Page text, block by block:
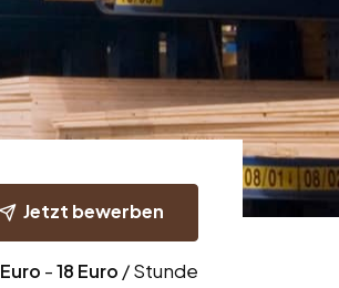
Jetzt bewerben
Euro -18 Euro / Stunde